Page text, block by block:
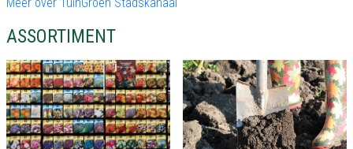
Meer over TuinGroen Stadskanaal
ASSORTIMENT